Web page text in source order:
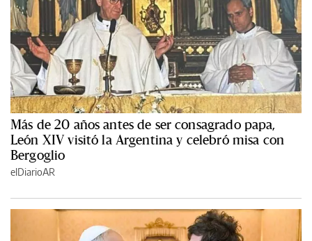
Más de 20 años antes de ser consagrado papa,
León XIV visitó la Argentina y celebró misa con
Bergoglio
elDiarioAR